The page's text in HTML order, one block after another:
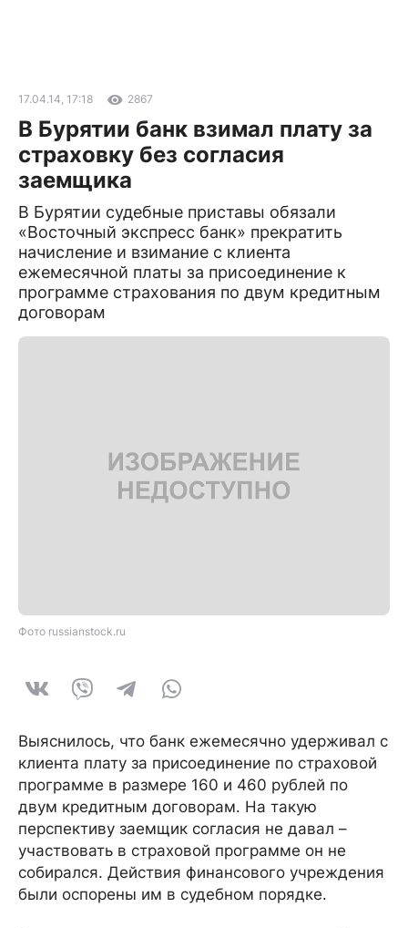
17.04.14, 17:18 2867
В Бурятии банк взимал плату за
страховку без согласия
заемщика
В Бурятии судебные приставы обязали
«Восточный экспресс банк» прекратить
начисление и взимание с клиента
ежемесячной платы за присоединение к
программе страхования по двум кредитным
договорам
Фото russianstock.ru
Выяснилось, что банк ежемесячно удерживал с
клиента плату за присоединение по страховой
программе в размере 160 и 460 рублей по
двум кредитным договорам. На такую
перспективу заемщик согласия не давал –
участвовать в страховой программе он не
собирался. Действия финансового учреждения
были оспорены им в судебном порядке.